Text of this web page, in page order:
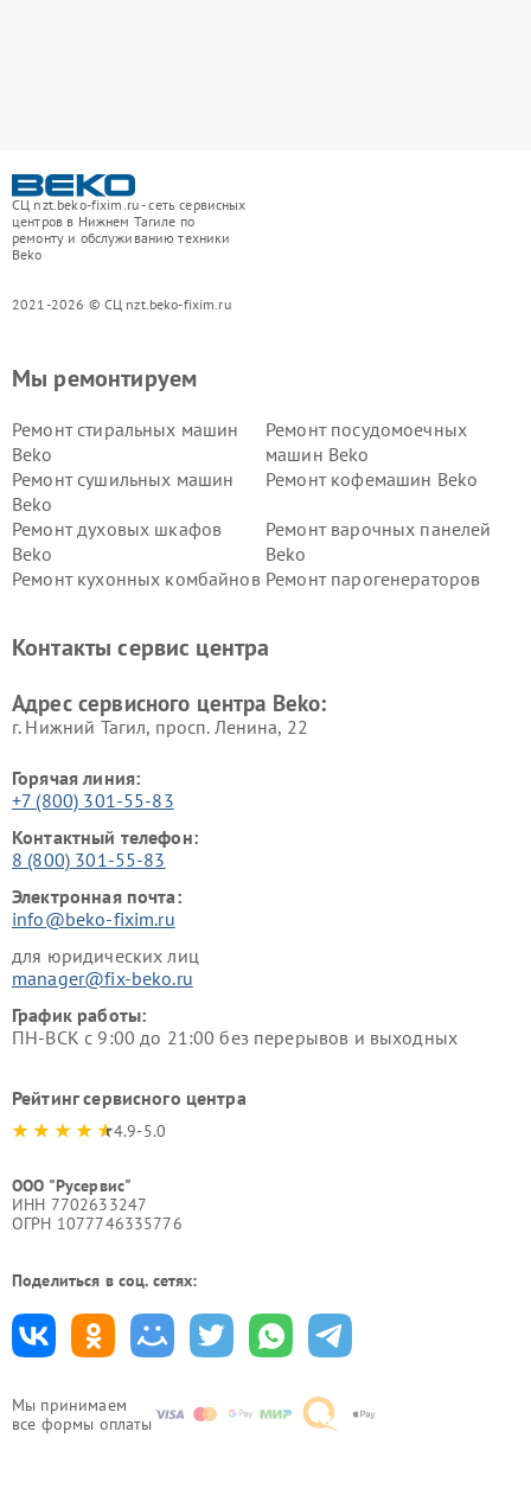
СЦ nzt.beko-fixim.ru - сеть сервисных
центров в Нижнем Тагиле по
ремонту и обслуживанию техники
Beko
2021-2026 © СЦ nzt.beko-fixim.ru
Мы принимаем
все формы оплаты
Мы ремонтируем
Ремонт стиральных машин
Beko
Ремонт посудомоечных
машин Beko
Ремонт сушильных машин
Beko
Ремонт кофемашин Beko
Ремонт духовых шкафов
Beko
Ремонт варочных панелей
Beko
Ремонт кухонных комбайнов Ремонт парогенераторов
Ремонт холодильников Beko Ремонт морозильных камер
Контакты сервис центра
Адрес сервисного центра Beko:
г. Нижний Тагил, просп. Ленина, 22
Горячая линия:
+7 (800) 301-55-83
Контактный телефон:
8 (800) 301-55-83
Электронная почта:
info@beko-fixim.ru
для юридических лиц
manager@fix-beko.ru
График работы:
ПН-ВСК с 9:00 до 21:00 без перерывов и выходных
Рейтинг сервисного центра
4.9-5.0
ООО "Русервис"
ИНН 7702633247
ОГРН 1077746335776
Поделиться в соц. сетях: